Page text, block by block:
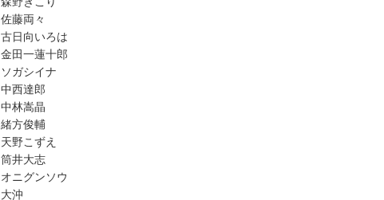
佐藤両々
古日向いろは
金田一蓮十郎
ソガシイナ
中西達郎
中林嵩晶
緒方俊輔
天野こずえ
筒井大志
オニグンソウ
大沖